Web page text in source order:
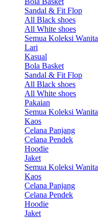
Sandal & Fit Flop
All Black shoes
All White shoes
Semua Koleksi Wanita
Lari
Kasual
Bola Basket
Sandal & Fit Flop
All Black shoes
All White shoes
Pakaian
Semua Koleksi Wanita
Kaos
Celana Panjang
Celana Pendek
Hoodie
Jaket
Semua Koleksi Wanita
Kaos
Celana Panjang
Celana Pendek
Hoodie
Jaket